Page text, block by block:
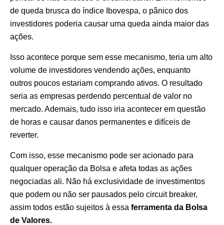
de queda brusca do índice Ibovespa, o pânico dos
investidores poderia causar uma queda ainda maior das
ações.
Isso acontece porque sem esse mecanismo, teria um alto
volume de investidores vendendo ações, enquanto
outros poucos estariam comprando ativos. O resultado
seria as empresas perdendo percentual de valor no
mercado. Ademais, tudo isso iria acontecer em questão
de horas e causar danos permanentes e difíceis de
reverter.
Com isso, esse mecanismo pode ser acionado para
qualquer operação da Bolsa e afeta todas as ações
negociadas ali. Não há exclusividade de investimentos
que podem ou não ser pausados pelo circuit breaker,
assim todos estão sujeitos à essa ferramenta da Bolsa
de Valores.